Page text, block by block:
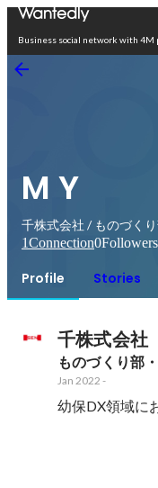
Business social network with 4M
M Y
千株式会社 / ものづく
1Connection0Followers
Profile Stories
千株式会社
ものづくり部
Jan 2022 -
幼保DX領域に